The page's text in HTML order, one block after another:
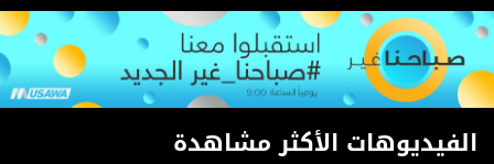
الفيديوهات الأكثر مشاهدة